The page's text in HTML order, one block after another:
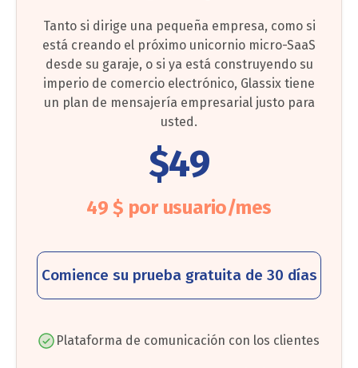
Tanto si dirige una pequeña empresa, como si
está creando el próximo unicornio micro-SaaS
desde su garaje, o si ya está construyendo su
imperio de comercio electrónico, Glassix tiene
un plan de mensajería empresarial justo para
usted.
$49
49 $ por usuario/mes
Comience su prueba gratuita de 30 días
Plataforma de comunicación con los clientes